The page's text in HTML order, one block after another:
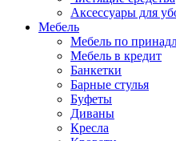
Аксессуары для
Мебель
Мебель по
Мебель в кредит
Банкетки
Барные стулья
Буфеты
Диваны
Кресла